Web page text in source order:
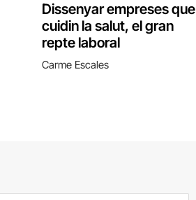
Dissenyar empreses que
cuidin la salut, el gran
repte laboral
Carme Escales